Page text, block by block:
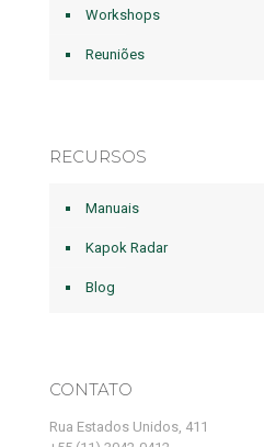
Workshops
Reuniões
RECURSOS
Manuais
Kapok Radar
Blog
CONTATO
Rua Estados Unidos, 411